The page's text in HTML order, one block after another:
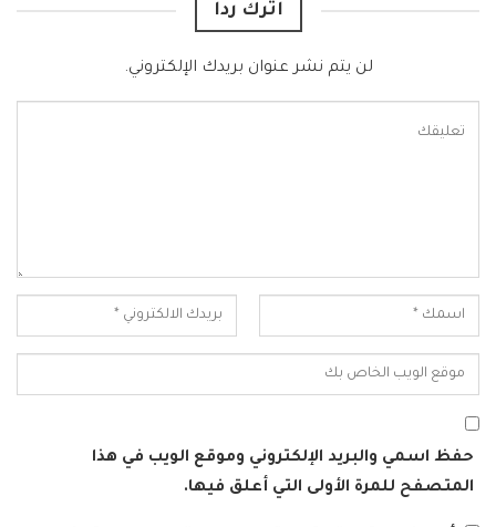
اترك ردا
لن يتم نشر عنوان بريدك الإلكتروني.
حفظ اسمي والبريد الإلكتروني وموقع الويب في هذا
المتصفح للمرة الأولى التي أعلق فيها.